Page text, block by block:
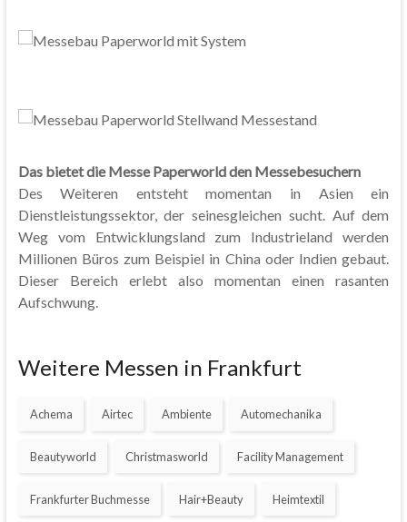
Das bietet die Messe Paperworld den Messebesuchern
Des Weiteren entsteht momentan in Asien ein
Dienstleistungssektor, der seinesgleichen sucht. Auf dem
Weg vom Entwicklungsland zum Industrieland werden
Millionen Büros zum Beispiel in China oder Indien gebaut.
Dieser Bereich erlebt also momentan einen rasanten
Aufschwung.
Weitere Messen in Frankfurt
Achema Airtec Ambiente Automechanika
Beautyworld Christmasworld Facility Management
Frankfurter Buchmesse Hair+Beauty Heimtextil